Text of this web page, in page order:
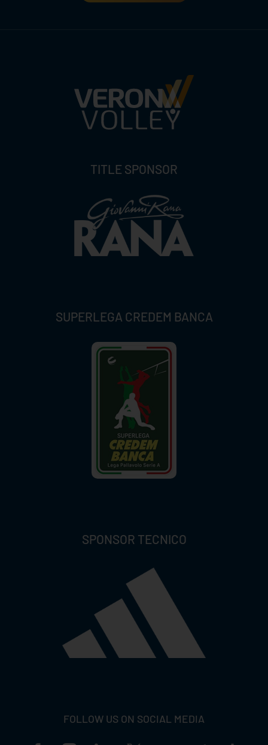
TITLE SPONSOR
SUPERLEGA CREDEM BANCA
SPONSOR TECNICO
FOLLOW US ON SOCIAL MEDIA